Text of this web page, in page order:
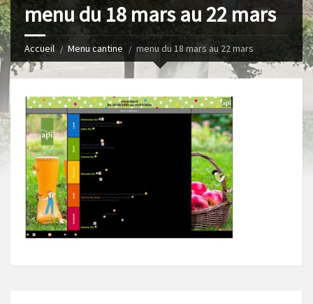
menu du 18 mars au 22 mars
Accueil Menu cantine menu du 18 mars au 22 mars